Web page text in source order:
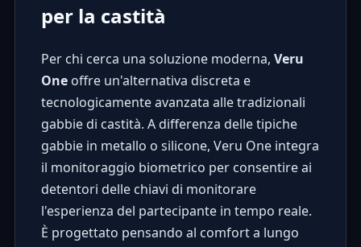
per la castità
Per chi cerca una soluzione moderna, Veru
Oneoffre un'alternativa discreta e
tecnologicamente avanzata alle tradizionali
gabbie di castità. A differenza delle tipiche
gabbie in metallo o silicone, Veru One integra
il monitoraggio biometrico per consentire ai
detentori delle chiavi di monitorare
l'esperienza del partecipante in tempo reale.
È progettato pensando al comfort a lungo